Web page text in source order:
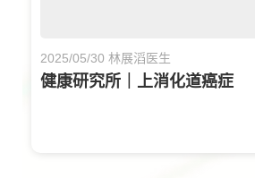
2025/05/30 林展滔医生
健康研究所｜上消化道癌症